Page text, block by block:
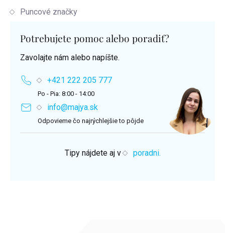
Puncové značky
Potrebujete pomoc alebo poradiť?
Zavolajte nám alebo napíšte.
+421 222 205 777
Po - Pia: 8:00 - 14:00
info@majya.sk
Odpovieme čo najrýchlejšie to pôjde
Tipy nájdete aj v poradni.